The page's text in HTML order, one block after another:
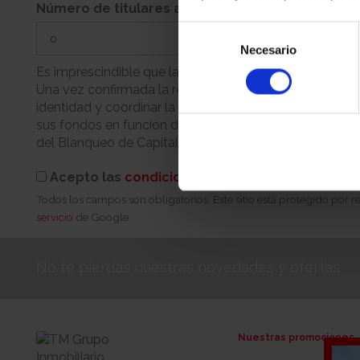
consentimiento
Necesario
Número de titulares adicionales
Es imprescindible que la persona que realiza la
Una vez confirmada la reserva, nuestro equipo se
identidad y coordinar la cita para la firma. Recuerde
sus fondos en función de su condición (persona
del Blanqueo de Capitales.
Acepto las condiciones de reserva
Todos los campos son obligatorios. Este sitio está protegido por
servicio de Google
Nuestras promociones